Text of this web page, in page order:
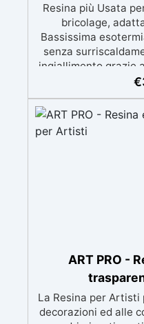
Resina più Usata
bricolage,
Bassissima
senza
ingiallimento grazie
meccanica. Bassa
BPA/VOC free e
€
ART PRO -
La Resina per
decorazioni ed alle